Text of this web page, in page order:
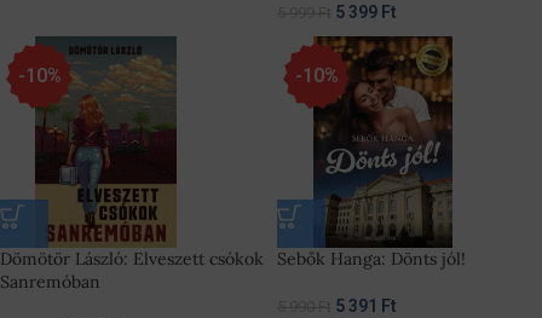
5 399 Ft
-10%
Dömötör László: Elveszett csókok
Sanremóban
-10%
Sebők Hanga: Dönts jól!
5 391 Ft